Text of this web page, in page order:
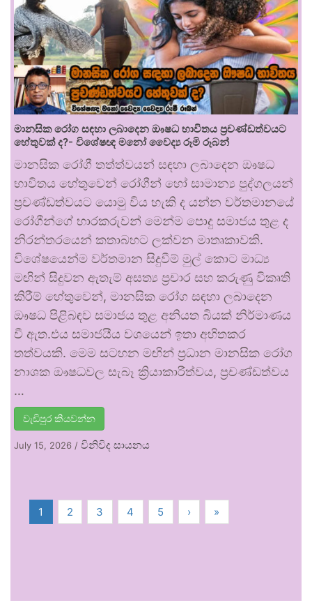
මානසික රෝග සඳහා ලබාදෙන ඖෂධ භාවිතය ප්‍රචණ්ඩත්වයට
හේතුවක් ද?- විශේෂඥ මනෝ වෛද්‍ය රූමි රූබන්
මානසික රෝගී තත්ත්වයන් සඳහා ලබාදෙන ඖෂධ
භාවිතය හේතුවෙන් රෝගීන් හෝ සාමාන්‍ය පුද්ගලයන්
ප්‍රචණ්ඩත්වයට යොමු විය හැකි ද යන්න වර්තමානයේ
රෝගීන්ගේ භාරකරුවන් මෙන්ම පොදු සමාජය තුළ ද
නිරන්තරයෙන් කතාබහට ලක්වන මාතෘකාවකි.
විශේෂයෙන්ම වර්තමාන සිදුවීම් මුල් කොට මාධ්‍ය
මඟින් සිදුවන ඇතැම් අසත්‍ය ප්‍රචාර සහ කරුණු විකෘති
කිරීම් හේතුවෙන්, මානසික රෝග සඳහා ලබාදෙන
ඖෂධ පිළිබඳව සමාජය තුළ අනියත බියක් නිර්මාණය
වී ඇත.එය සමාජයීය වශයෙන් ඉතා අහිතකර
තත්වයකි. මෙම සටහන මඟින් ප්‍රධාන මානසික රෝග
නාශක ඖෂධවල සැබෑ ක්‍රියාකාරීත්වය, ප්‍රචණ්ඩත්වය
…
වැඩිපුර කියවන්න
July 15, 2026 / විනිවිද සායනය
1 2 3 4 5 › »